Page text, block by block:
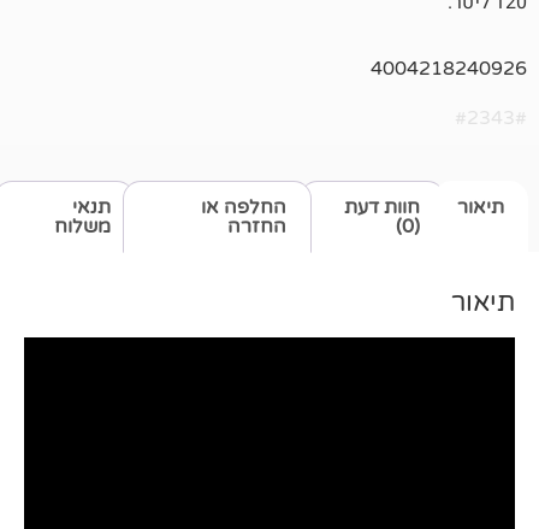
תנאי
משלוח
דעת
החלפה או
החזרה